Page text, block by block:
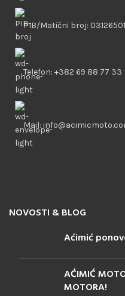
PIB/Matični broj: 03126501
Telefon: +382 69 88 77 33
Mail:
NOVOSTI & BLOG
Aćimić
AĆIMIĆ
MOTORA!